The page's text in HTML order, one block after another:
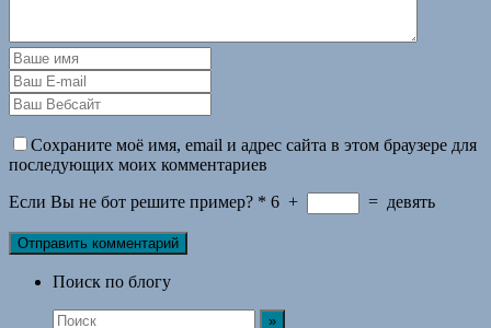
Сохраните моё имя, email и адрес сайта в этом браузере для
последующих моих комментариев
Если Вы не бот решите пример? * 6 + = девять
Поиск по блогу